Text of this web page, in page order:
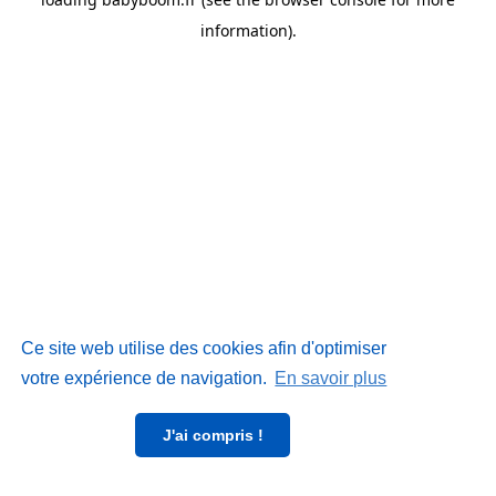
Ce site web utilise des cookies afin d'optimiser
votre expérience de navigation. En savoir plus
J'ai compris !
information).